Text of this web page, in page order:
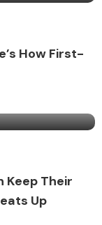
How First-
Keep Their
Up